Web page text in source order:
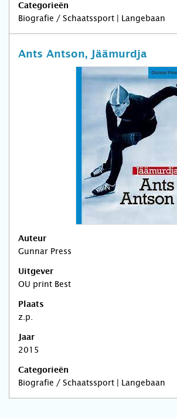
Categorieën
Biografie / Schaatssport | Langebaan
Ants Antson, Jäämurdja
Auteur
Gunnar Press
Uitgever
OU print Best
Plaats
z.p.
Jaar
2015
Categorieën
Biografie / Schaatssport | Langebaan